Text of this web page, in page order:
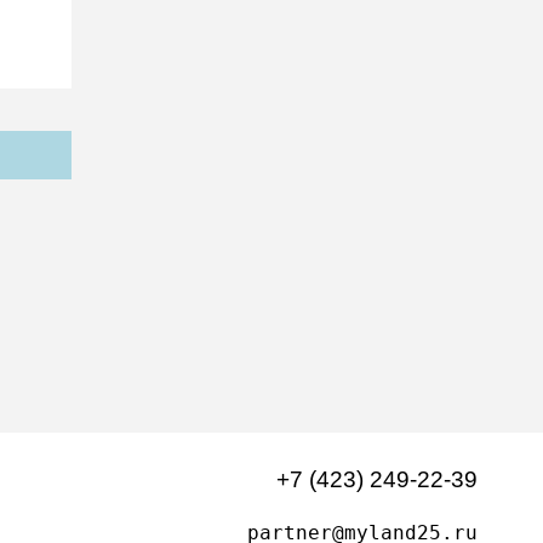
+7 (423) 249-22-39
partner@myland25.ru